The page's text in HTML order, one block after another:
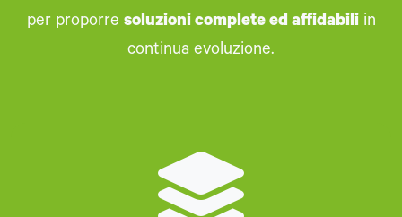
per proporre soluzioni complete ed affidabiliin
continua evoluzione.